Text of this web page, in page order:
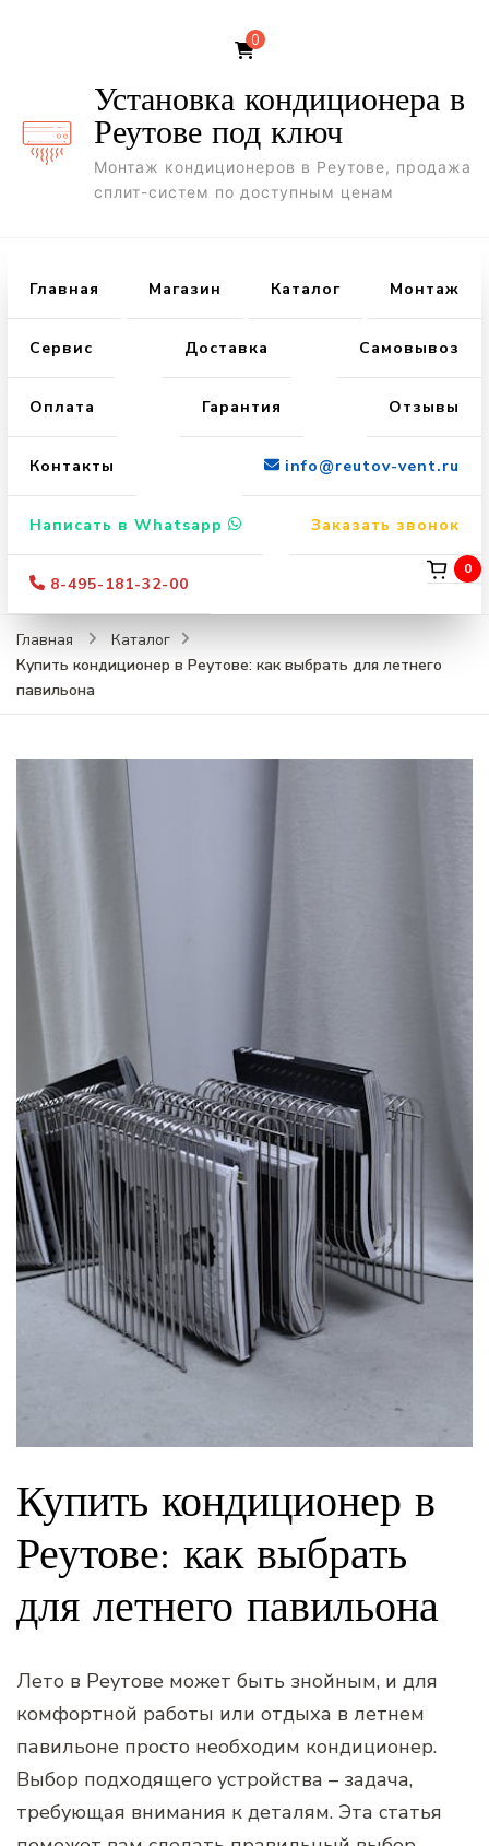
0
Установка кондиционера в
Реутове под ключ
Монтаж кондиционеров в Реутове, продажа
сплит-систем по доступным ценам
Главная Магазин Каталог Монтаж
Сервис Доставка Самовывоз
Оплата Гарантия Отзывы
Контакты info@reutov-vent.ru
Написать в Whatsapp Заказать звонок
8-495-181-32-00
0
Главная
Каталог
Купить кондиционер в Реутове: как выбрать для летнего
павильона
Купить кондиционер в
Реутове: как выбрать
для летнего павильона
Лето в Реутове может быть знойным, и для
комфортной работы или отдыха в летнем
павильоне просто необходим кондиционер.
Выбор подходящего устройства – задача,
требующая внимания к деталям. Эта статья